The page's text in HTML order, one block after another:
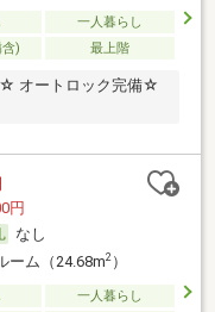
一人暮らし
) 最上階
オートロック完備☆
円
なし
ーム（24.68m2）
一人暮らし